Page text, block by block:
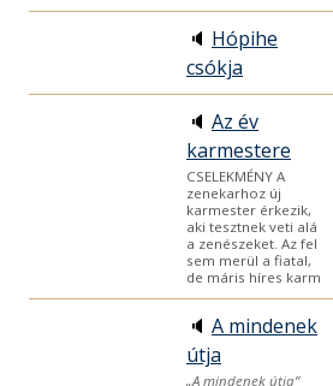
🔈 Hópihe
csókja
🔈 Az év
karmestere
CSELEKMÉNY A
zenekarhoz új
karmester érkezik,
aki tesztnek veti alá
a zenészeket. Az fel
sem merül a fiatal,
de máris híres karm
🔈 A mindenek
útja
„A mindenek útja”